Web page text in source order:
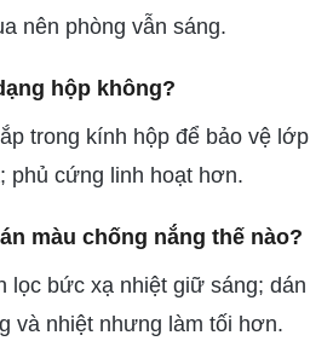
nên phòng vẫn sáng.
hộp không?
trong kính hộp để bảo vệ lớp
phủ cứng linh hoạt hơn.
màu chống nắng thế nào?
lọc bức xạ nhiệt giữ sáng; dán
và nhiệt nhưng làm tối hơn.